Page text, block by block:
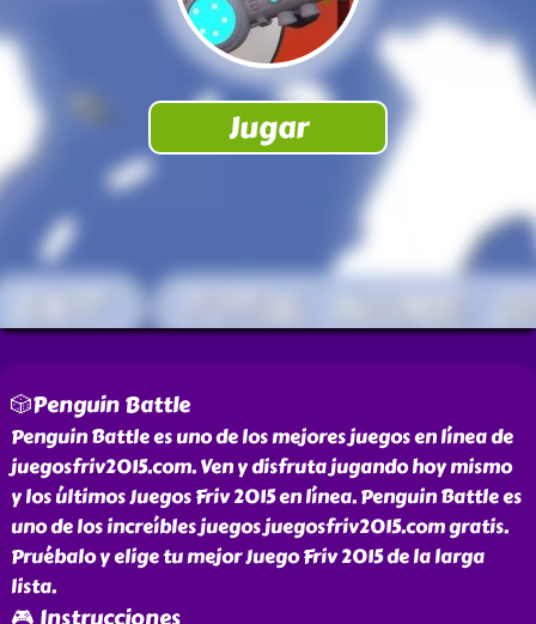
🎲Penguin Battle
Penguin Battle es uno de los mejores juegos en línea de
juegosfriv2015.com. Ven y disfruta jugando hoy mismo
y los últimos Juegos Friv 2015 en línea. Penguin Battle es
uno de los increíbles juegos juegosfriv2015.com gratis.
Pruébalo y elige tu mejor Juego Friv 2015 de la larga
lista.